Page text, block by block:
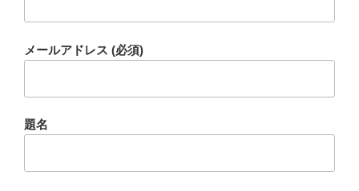
メールアドレス (必須)
題名